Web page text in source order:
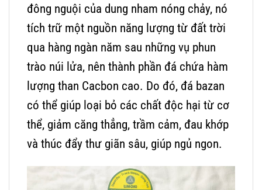
đông nguội của dung nham nóng chảy, nó
tích trữ một nguồn năng lượng từ đất trời
qua hàng ngàn năm sau những vụ phun
trào núi lửa, nên thành phần đá chứa hàm
lượng than Cacbon cao. Do đó, đá bazan
có thể giúp loại bỏ các chất độc hại từ cơ
thể, giảm căng thẳng, trầm cảm, đau khớp
và thúc đẩy thư giãn sâu, giúp ngủ ngon.